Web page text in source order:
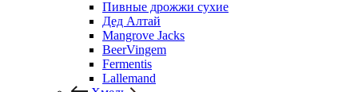
Пивные дрожжи сухие
Дед Алтай
Mangrove Jacks
BeerVingem
Fermentis
Lallemand